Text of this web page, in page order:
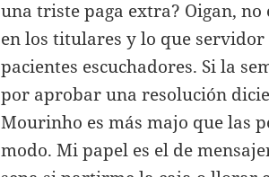
una triste paga extra? Oigan,
en los titulares y lo que
pacientes escuchadores. Si la
por aprobar una resolución
Mourinho es más majo que las
modo. Mi papel es el de